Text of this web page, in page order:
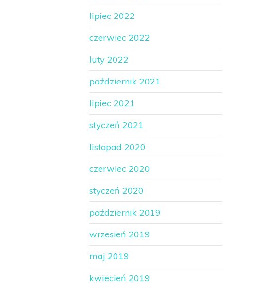
lipiec 2022
czerwiec 2022
luty 2022
październik 2021
lipiec 2021
styczeń 2021
listopad 2020
czerwiec 2020
styczeń 2020
październik 2019
wrzesień 2019
maj 2019
kwiecień 2019